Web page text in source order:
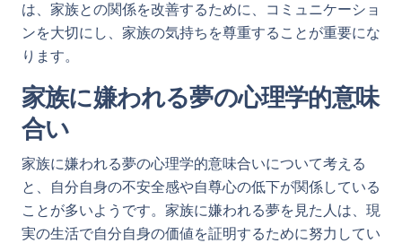
は、家族との関係を改善するために、コミュニケーショ
ンを大切にし、家族の気持ちを尊重することが重要にな
ります。
家族に嫌われる夢の心理学的意味
合い
家族に嫌われる夢の心理学的意味合いについて考える
と、自分自身の不安全感や自尊心の低下が関係している
ことが多いようです。家族に嫌われる夢を見た人は、現
実の生活で自分自身の価値を証明するために努力してい